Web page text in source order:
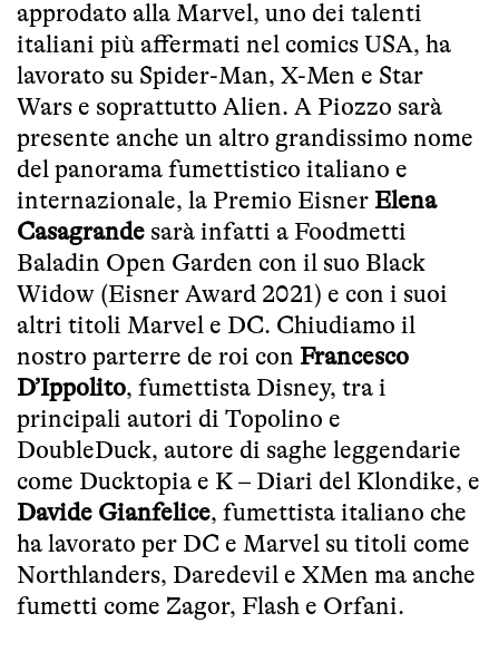
approdato alla Marvel, uno dei talenti
italiani più affermati nel comics USA, ha
lavorato su Spider-Man, X-Men e Star
Wars e soprattutto Alien. A Piozzo sarà
presente anche un altro grandissimo nome
del panorama fumettistico italiano e
internazionale, la Premio Eisner Elena
Casagrande sarà infatti a Foodmetti
Baladin Open Garden con il suo Black
Widow (Eisner Award 2021) e con i suoi
altri titoli Marvel e DC. Chiudiamo il
nostro parterre de roi con Francesco
D’Ippolito, fumettista Disney, tra i
principali autori di Topolino e
DoubleDuck, autore di saghe leggendarie
come Ducktopia e K – Diari del Klondike, e
Davide Gianfelice, fumettista italiano che
ha lavorato per DC e Marvel su titoli come
Northlanders, Daredevil e XMen ma anche
fumetti come Zagor, Flash e Orfani.